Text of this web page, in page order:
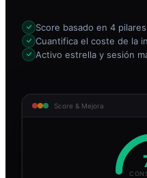
Score basado en 4 pilares
Cuantifica el coste de la
Activo estrella y sesión
Score & Mejora